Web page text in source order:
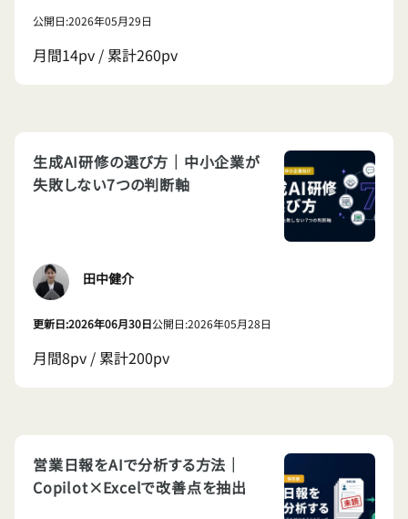
公開日:2026年05月29日
月間14pv / 累計260pv
生成AI研修の選び方｜中小企業が
失敗しない7つの判断軸
田中健介
更新日:2026年06月30日公開日:2026年05月28日
月間8pv / 累計200pv
営業日報をAIで分析する方法｜
Copilot×Excelで改善点を抽出